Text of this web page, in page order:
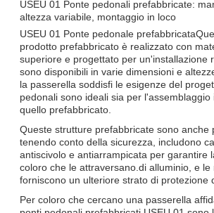
USEU 01 Ponte pedonali prefabbricate:
altezza variabile, montaggio in loco
USEU 01 Ponte pedonale
prodotto prefabbricato è realizzato con
superiore e progettato per un'installazione
sono disponibili in varie dimensioni e
la passerella soddisfi le esigenze del
pedonali sono ideali sia per l'assemblaggio
quello prefabbricato.
Queste strutture prefabbricate sono anche
tenendo conto della sicurezza, includono
antiscivolo e antiarrampicata per garantire
coloro che le attraversano.di alluminio, e
forniscono un ulteriore strato di protezione
Per coloro che cercano una passerella